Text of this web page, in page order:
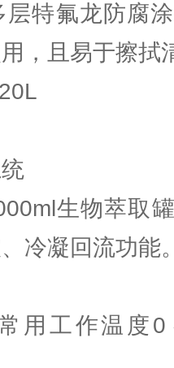
特氟龙防腐
，且易于擦拭
生物萃取
冷凝回流功能
用工作温度0